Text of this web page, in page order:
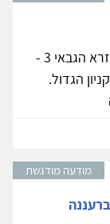
קליניקה מהממת וחדשה להשכרה בפ'ת. עזרא הגבאי 3 -
מהקניון הגדול.
מודעה מודגשת